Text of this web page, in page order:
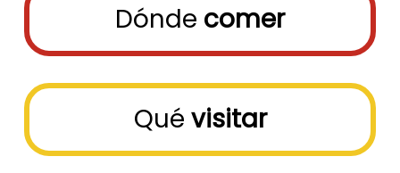
Dónde comer
Qué visitar